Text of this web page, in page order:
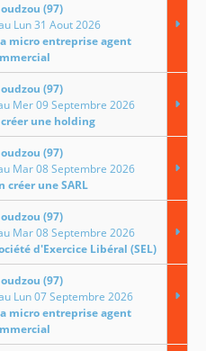
(97)
Lun 31 Aout 2026
micro entreprise agent
(97)
Mer 09 Septembre 2026
une holding
(97)
Mar 08 Septembre 2026
créer une SARL
(97)
Mar 08 Septembre 2026
d'Exercice Libéral (SEL)
(97)
Lun 07 Septembre 2026
micro entreprise agent